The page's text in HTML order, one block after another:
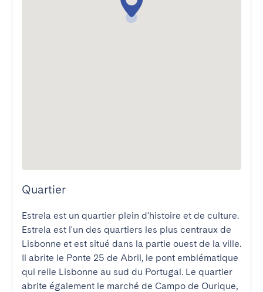
Quartier
Estrela est un quartier plein d'histoire et de culture.
Estrela est l'un des quartiers les plus centraux de
Lisbonne et est situé dans la partie ouest de la ville.
Il abrite le Ponte 25 de Abril, le pont emblématique
qui relie Lisbonne au sud du Portugal. Le quartier
abrite également le marché de Campo de Ourique,